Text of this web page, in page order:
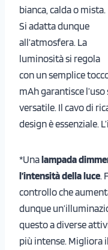
bianca, calda o mista.
Si adatta dunque
all’atmosfera. La
luminosità si regola
con un semplice
mAh garantisce
versatile. Il cavo di
design è essenziale.
*Unalampada
l’intensità della luce.
controllo che
dunque
questo a diverse
più intense. Migliora